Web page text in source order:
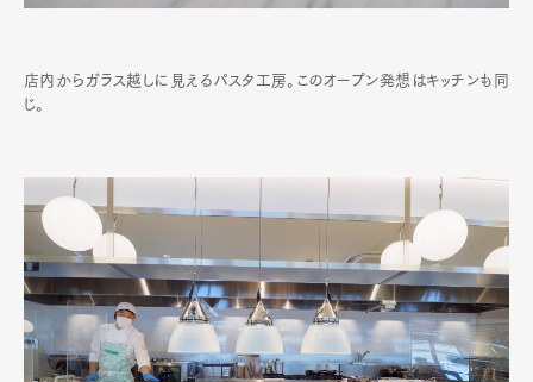
店内からガラス越しに見えるパスタ工房。このオープン発想はキッチンも同
じ。